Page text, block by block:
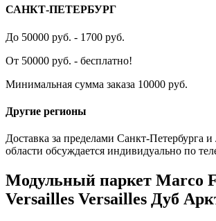
САНКТ-ПЕТЕРБУРГ
До 50000 руб. - 1700 руб.
От 50000 руб. - бесплатно!
Минимальная сумма заказа 10000 руб.
Другие регионы
Доставка за пределами Санкт-Петербурга
области обсуждается индивидуально по
Модульный паркет Marco
Versailles Versailles Дуб